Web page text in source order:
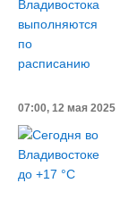
07:00, 12 мая 2025